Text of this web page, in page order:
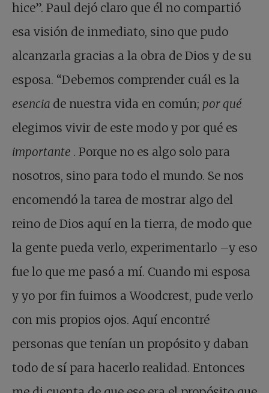
hice”. Paul dejó claro que él no compartió
esa visión de inmediato, sino que pudo
alcanzarla gracias a la obra de Dios y de su
esposa. “Debemos comprender cuál es la
esencia de nuestra vida en común; por qué
elegimos vivir de este modo y por qué es
importante . Porque no es algo solo para
nosotros, sino para todo el mundo. Se nos
encomendó la tarea de mostrar algo del
reino de Dios aquí en la tierra, de modo que
la gente pueda verlo, experimentarlo –y eso
fue lo que me pasó a mí. Cuando mi esposa
y yo por fin fuimos a Woodcrest, pude verlo
con mis propios ojos. Aquí encontré
personas que tenían un propósito y daban
todo de sí para hacerlo realidad. Entonces